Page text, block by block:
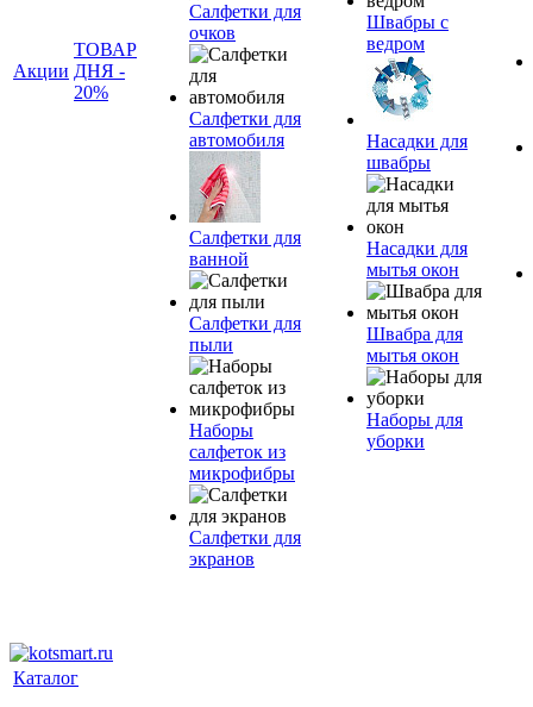
Акции
ТОВАР
ДНЯ -
20%
Салфетки для
очков
Салфетки для
автомобиля
Салфетки для
ванной
Салфетки для
пыли
Наборы
салфеток из
микрофибры
Салфетки для
экранов
Швабры с
ведром
Насадки для
швабры
Насадки для
мытья окон
Швабра для
мытья окон
Наборы для
уборки
Каталог